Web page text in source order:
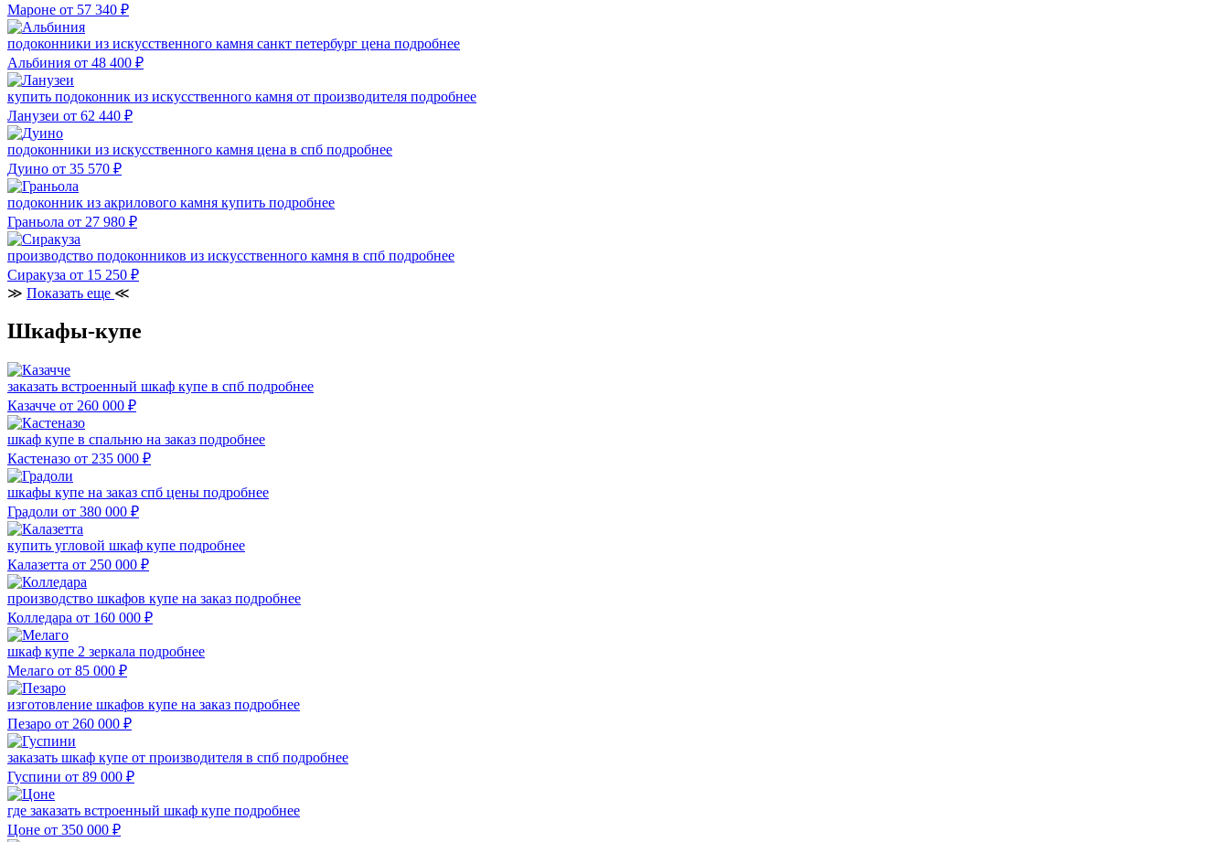
Мароне от 57 340 ₽
подоконники из искусственного камня санкт петербург цена подробнее
Альбиния от 48 400 ₽
купить подоконник из искусственного камня от производителя подробнее
Ланузеи от 62 440 ₽
подоконники из искусственного камня цена в спб подробнее
Дуино от 35 570 ₽
подоконник из акрилового камня купить подробнее
Граньола от 27 980 ₽
производство подоконников из искусственного камня в спб подробнее
Сиракуза от 15 250 ₽
≫ Показать еще ≪
Шкафы-купе
заказать встроенный шкаф купе в спб подробнее
Казачче от 260 000 ₽
шкаф купе в спальню на заказ подробнее
Кастеназо от 235 000 ₽
шкафы купе на заказ спб цены подробнее
Градоли от 380 000 ₽
купить угловой шкаф купе подробнее
Калазетта от 250 000 ₽
производство шкафов купе на заказ подробнее
Колледара от 160 000 ₽
шкаф купе 2 зеркала подробнее
Мелаго от 85 000 ₽
изготовление шкафов купе на заказ подробнее
Пезаро от 260 000 ₽
заказать шкаф купе от производителя в спб подробнее
Гуспини от 89 000 ₽
где заказать встроенный шкаф купе подробнее
Цоне от 350 000 ₽